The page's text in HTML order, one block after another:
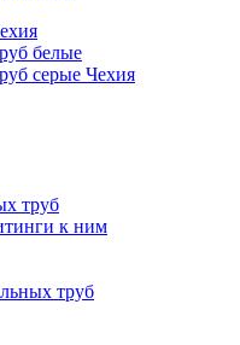
белые
серые Чехия
труб
к ним
труб